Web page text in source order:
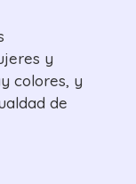
y
colores, y
de